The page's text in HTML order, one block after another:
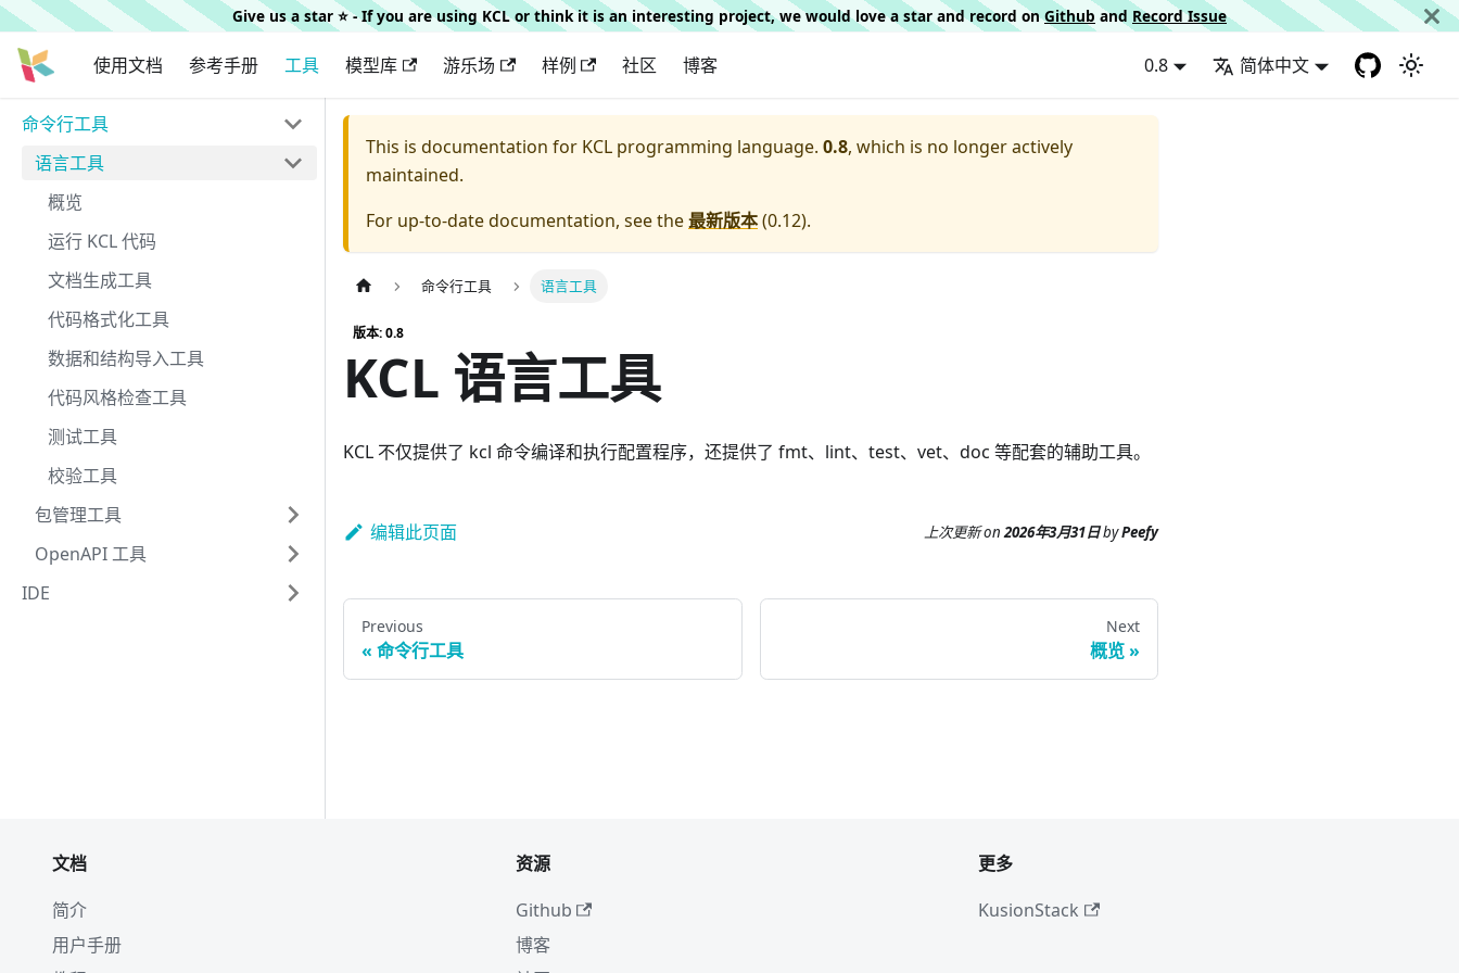
Give us a star ⭐️ - If you are using KCL or think it is an interesting project, we would love a star and record onGithub and Record Issue
使用文档 参考手册 工具 模型库 游乐场 样例 社区 博客 0.8 简体中文
命令行工具
语言工具
概览
运行 KCL 代码
文档生成工具
代码格式化工具
数据和结构导入工具
代码风格检查工具
测试工具
校验工具
包管理工具
OpenAPI 工具
IDE
This is documentation for KCL programming language. 0.8, which is no longer actively
maintained.
For up-to-date documentation, see the最新版本(0.12).
命令行工具 语言工具
版本: 0.8
KCL 语言工具
KCL 不仅提供了 kcl 命令编译和执行配置程序，还提供了 fmt、lint、test、vet、doc 等配套的辅助工具。
编辑此页面 上次更新on2026年3月31日byPeefy
Previous
命令行工具
Next
概览
文档
简介
用户手册
资源
Github
博客
更多
KusionStack